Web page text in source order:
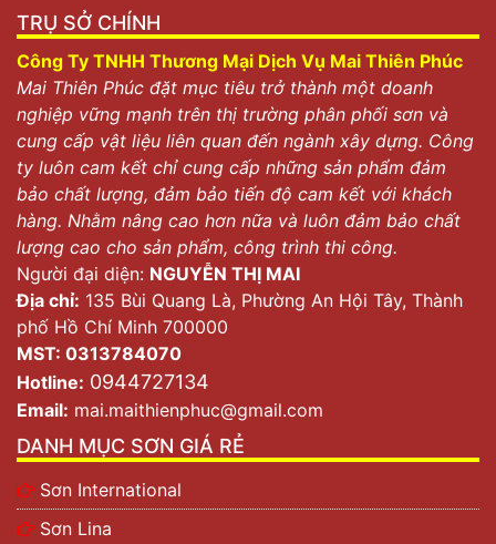
TRỤ SỞ CHÍNH
Công Ty TNHH Thương Mại Dịch Vụ Mai Thiên Phúc
Mai Thiên Phúc đặt mục tiêu trở thành một doanh
nghiệp vững mạnh trên thị trường phân phối sơn và
cung cấp vật liệu liên quan đến ngành xây dựng. Công
ty luôn cam kết chỉ cung cấp những sản phẩm đảm
bảo chất lượng, đảm bảo tiến độ cam kết với khách
hàng. Nhằm nâng cao hơn nữa và luôn đảm bảo chất
lượng cao cho sản phẩm, công trình thi công.
Người đại diện: NGUYỄN THỊ MAI
Địa chỉ: 135 Bùi Quang Là, Phường An Hội Tây, Thành
phố Hồ Chí Minh 700000
MST: 0313784070
Hotline: 0944727134
Email: mai.maithienphuc@gmail.com
DANH MỤC SƠN GIÁ RẺ
Sơn International
Sơn Lina